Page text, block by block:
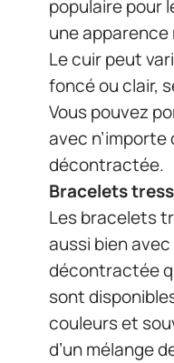
populaire pour
une
Le cuir peut
foncé ou clair,
Vous pouvez
avec
décontractée.
Bracelets
Les bracelets
aussi bien
décontractée
sont
couleurs et
d’un mélange